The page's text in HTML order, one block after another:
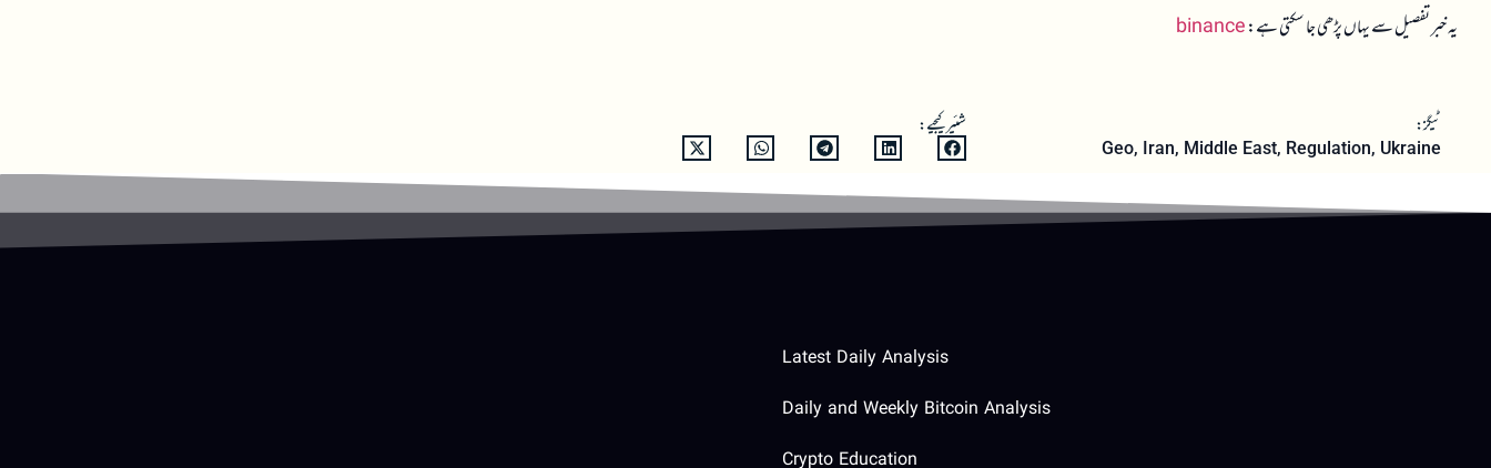
یہ خبر تفصیل سے یہاں پڑھی جا سکتی ہے:binance
ٹیگز:
Geo, Iran, Middle East, Regulation, Ukraine
شئیر کیجیے:
Latest Daily Analysis
Daily and Weekly Bitcoin Analysis
Crypto Education